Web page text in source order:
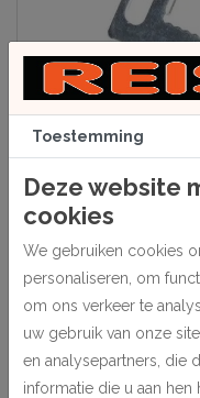
Beschrijving
bijgeleverde wandhaak
komt het doek vlak tegen
kruiskopschroeven,
Toestemming
Deze website
cookies
We gebruiken cookies
personaliseren, om
om ons verkeer te
uw gebruik van onze
en analysepartners, die
informatie die u aan